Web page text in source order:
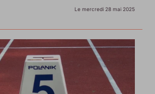
Le mercredi 28 mai 2025